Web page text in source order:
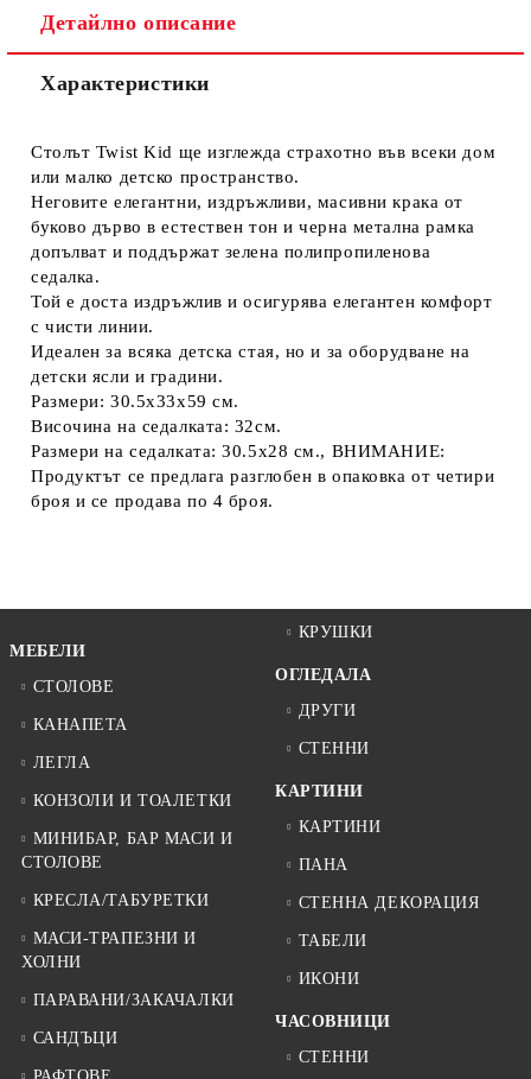
Детайлно описание
Характеристики
Столът Twist Kid ще изглежда страхотно във всеки дом
или малко детско пространство.
Неговите елегантни, издръжливи, масивни крака от
буково дърво в естествен тон и черна метална рамка
допълват и поддържат зелена полипропиленова
седалка.
Той е доста издръжлив и осигурява елегантен комфорт
с чисти линии.
Идеален за всяка детска стая, но и за оборудване на
детски ясли и градини.
Размери: 30.5х33х59 см.
Височина на седалката: 32см.
Размери на седалката: 30.5х28 см., ВНИМАНИЕ:
Продуктът се предлага разглобен в опаковка от четири
броя и се продава по 4 броя.
МЕБЕЛИ
СТОЛОВЕ
КАНАПЕТА
ЛЕГЛА
КОНЗОЛИ И ТОАЛЕТКИ
МИНИБАР, БАР МАСИ И
СТОЛОВЕ
КРЕСЛА/ТАБУРЕТКИ
МАСИ-ТРАПЕЗНИ И
ХОЛНИ
ПАРАВАНИ/ЗАКАЧАЛКИ
САНДЪЦИ
КРУШКИ
ОГЛЕДАЛА
ДРУГИ
СТЕННИ
КАРТИНИ
КАРТИНИ
ПАНА
СТЕННА ДЕКОРАЦИЯ
ТАБЕЛИ
ИКОНИ
ЧАСОВНИЦИ
СТЕННИ